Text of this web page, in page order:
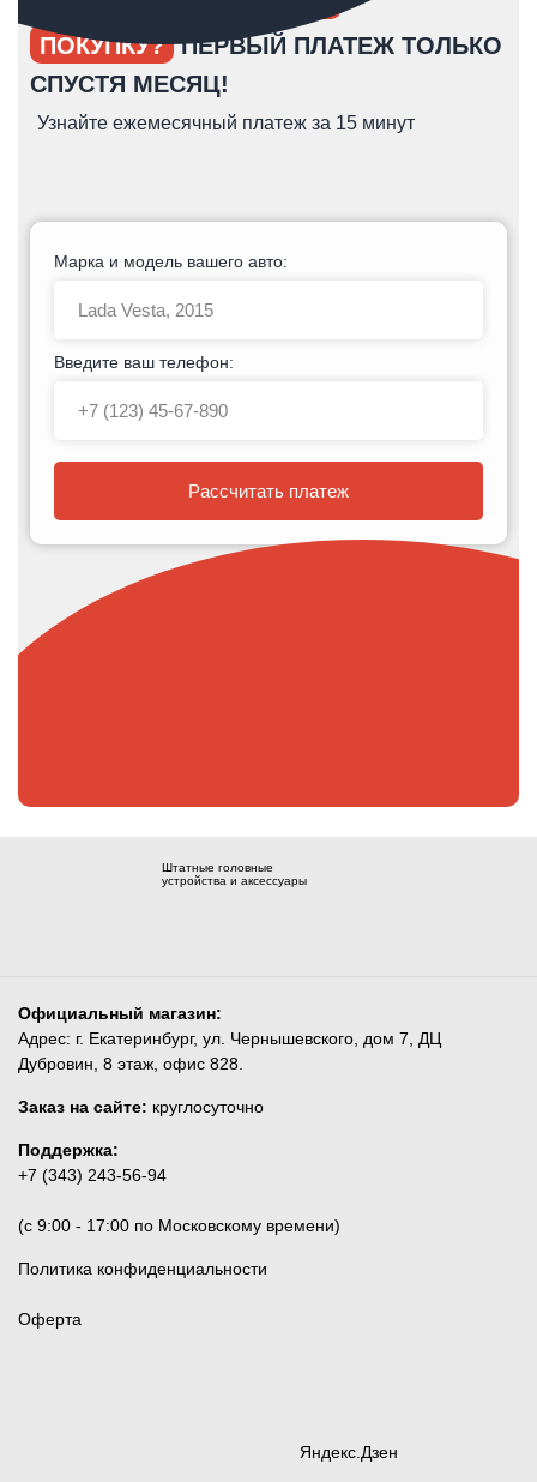
ПОКУПКУ? ПЕРВЫЙ ПЛАТЕЖ ТОЛЬКО
СПУСТЯ МЕСЯЦ!
Узнайте ежемесячный платеж за 15 минут
Марка и модель вашего авто:
Введите ваш телефон:
Рассчитать платеж
Штатные головные
устройства и аксессуары
Официальный магазин:
Адрес: г. Екатеринбург, ул. Чернышевского, дом 7, ДЦ
Дубровин, 8 этаж, офис 828.
Заказ на сайте: круглосуточно
Поддержка:
+7 (343) 243-56-94
(c 9:00 - 17:00 по Московскому времени)
Политика конфиденциальности
Оферта
Яндекс.Дзен